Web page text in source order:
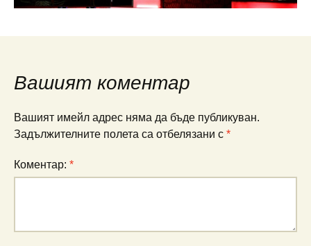
Вашият коментар
Вашият имейл адрес няма да бъде публикуван.
Задължителните полета са отбелязани с *
Коментар: *